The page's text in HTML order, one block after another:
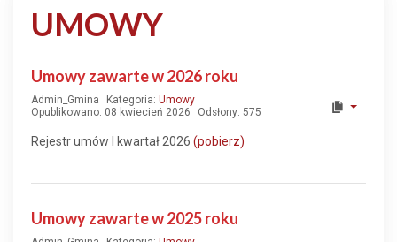
UMOWY
Umowy zawarte w 2026 roku
Admin_Gmina Kategoria: Umowy
Opublikowano: 08 kwiecień 2026
Odsłony: 575
Rejestr umów I kwartał 2026 (pobierz)
Umowy zawarte w 2025 roku